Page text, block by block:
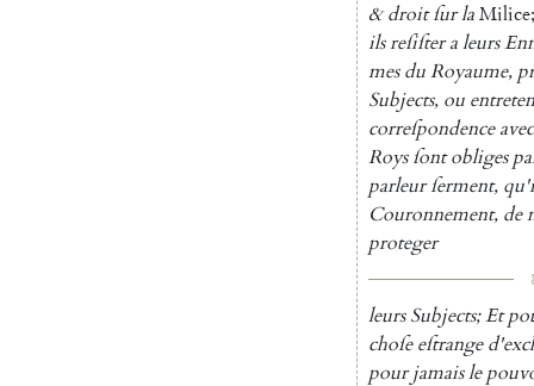
& droit ſurlaMilice;
ilsreſiſter aleurs
mes duRoyaume,
Subjects, ou
correſpondence avec
Roys ſont obliges
parleur ſerment,
Couronnement, de
proteger
leurs Subjects;Et
choſe eſtrange
pour jamaisle